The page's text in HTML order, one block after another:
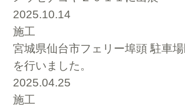
2025.10.14
施工
宮城県仙台市フェリー埠頭 駐車
を行いました。
2025.04.25
施工